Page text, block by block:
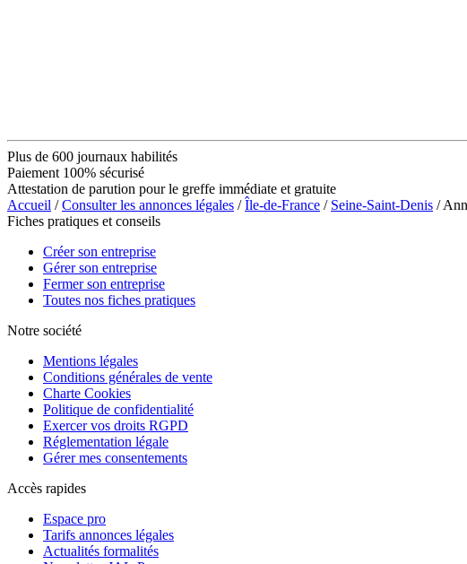
Plus de 600 journaux habilités
Paiement 100% sécurisé
Attestation de parution pour le greffe immédiate et gratuite
Accueil /Consulter les annonces légales /Île-de-France / Seine-Saint-Denis /
Fiches pratiques et conseils
Créer son entreprise
Gérer son entreprise
Fermer son entreprise
Toutes nos fiches pratiques
Notre société
Mentions légales
Conditions générales de vente
Charte Cookies
Politique de confidentialité
Exercer vos droits RGPD
Réglementation légale
Gérer mes consentements
Accès rapides
Espace pro
Tarifs annonces légales
Actualités formalités